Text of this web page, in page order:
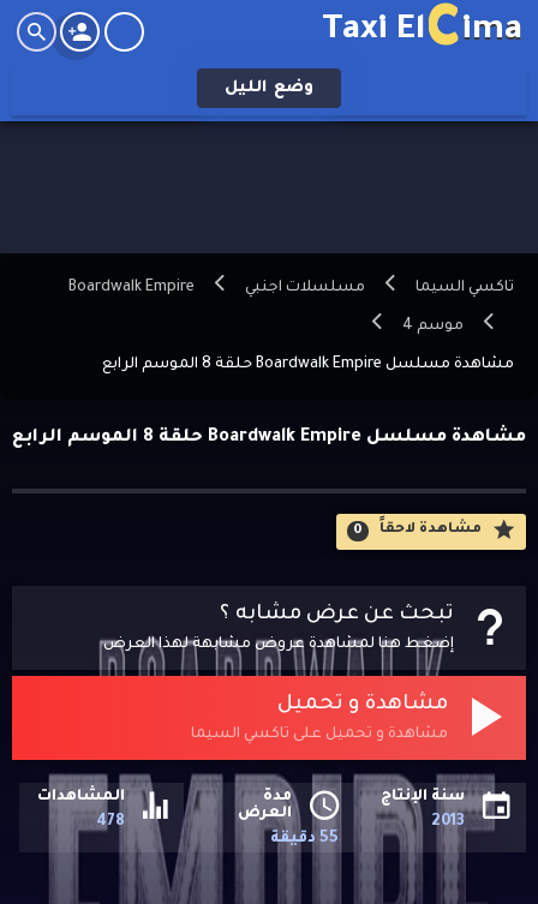
Taxi ElCima
وضع الليل
تاكسي السيما مسلسلات اجنبي Boardwalk Empire
موسم 4
مشاهدة مسلسل Boardwalk Empire حلقة 8 الموسم الرابع
مشاهدة مسلسل Boardwalk Empire حلقة 8 الموسم الرابع
مشاهدة لاحقاََ 0
تبحث عن عرض مشابه ؟
إضغط هنا لمشاهدة عروض مشابهة لهذا العرض
مشاهدة و تحميل
مشاهدة و تحميل على تاكسي السيما
سنة الإنتاج
2013
مدة
العرض
55 دقيقة
المشاهدات
478